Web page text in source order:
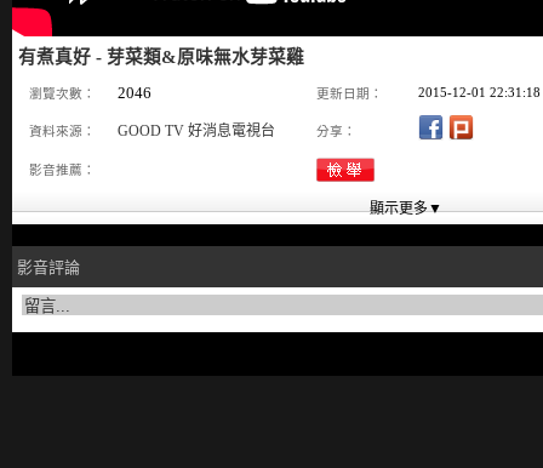
有煮真好 - 芽菜類&原味無水芽菜雞
瀏覽次數： 2046 更新日期： 2015-12-01 22:31:18
資料來源： GOOD TV 好消息電視台 分享：
影音推薦：
影音評論